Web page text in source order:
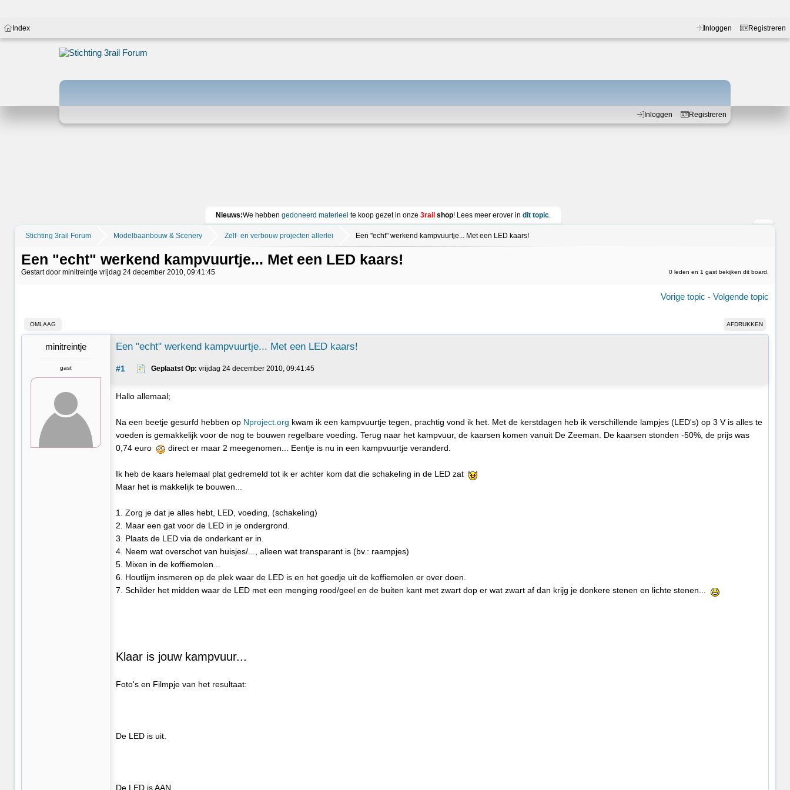
Inloggen Registreren
Index Inloggen Registreren
Nieuws:We hebben gedoneerd materieel te koop gezet in onze 3rail shop! Lees meer erover in dit topic.
Stichting 3rail Forum Modelbaanbouw & Scenery Zelf- en verbouw projecten allerlei Een "echt" werkend kampvuurtje... Met een LED kaars!
Een "echt" werkend kampvuurtje... Met een LED kaars!
Gestart door minitreintje vrijdag 24 december 2010, 09:41:45 0 leden en 1 gast bekijken dit board.
Vorige topic - Volgende topic
OMLAAG AFDRUKKEN
minitreintje
gast
Een "echt" werkend kampvuurtje... Met een LED kaars!
#1 Geplaatst Op: vrijdag 24 december 2010, 09:41:45
Hallo allemaal;
Na een beetje gesurfd hebben op Nproject.org kwam ik een kampvuurtje tegen, prachtig vond ik het. Met de kerstdagen heb ik verschillende lampjes (LED's) op 3 V is alles te
voeden is gemakkelijk voor de nog te bouwen regelbare voeding. Terug naar het kampvuur, de kaarsen komen vanuit De Zeeman. De kaarsen stonden -50%, de prijs was
0,74 euro
direct er maar 2 meegenomen... Eentje is nu in een kampvuurtje veranderd.
Ik heb de kaars helemaal plat gedremeld tot ik er achter kom dat die schakeling in de LED zat
Maar het is makkelijk te bouwen...
1. Zorg je dat je alles hebt, LED, voeding, (schakeling)
2. Maar een gat voor de LED in je ondergrond.
3. Plaats de LED via de onderkant er in.
4. Neem wat overschot van huisjes/..., alleen wat transparant is (bv.: raampjes)
5. Mixen in de koffiemolen...
6. Houtlijm insmeren op de plek waar de LED is en het goedje uit de koffiemolen er over doen.
7. Schilder het midden waar de LED met een menging rood/geel en de buiten kant met zwart dop er wat zwart af dan krijg je donkere stenen en lichte stenen...
Klaar is jouw kampvuur...
Foto's en Filmpje van het resultaat:
De LED is uit.
De LED is AAN.